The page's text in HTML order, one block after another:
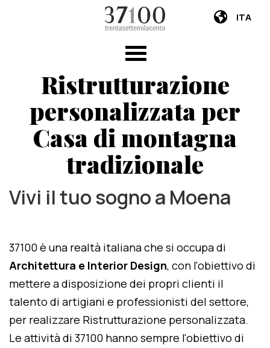
ITA
Ristrutturazione
personalizzata per
Casa di montagna
tradizionale
Vivi il tuo sogno a Moena
37100 è una realtà italiana che si occupa di
Architettura e Interior Design, con l'obiettivo di
mettere a disposizione dei propri clienti il
talento di artigiani e professionisti del settore,
per realizzare Ristrutturazione personalizzata.
Le attività di 37100 hanno sempre l'obiettivo di